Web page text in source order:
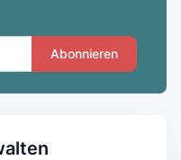
Abonnieren